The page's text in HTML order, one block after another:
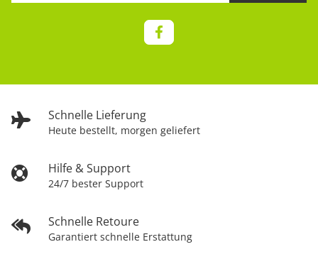
Schnelle Lieferung
Heute bestellt, morgen geliefert
Hilfe & Support
24/7 bester Support
Schnelle Retoure
Garantiert schnelle Erstattung